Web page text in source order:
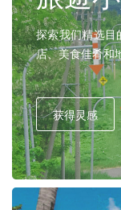
探索我们精选目
店、美食佳肴和
获得灵感